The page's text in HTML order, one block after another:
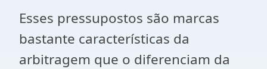
Esses pressupostos são marcas
bastante características da
arbitragem que o diferenciam da